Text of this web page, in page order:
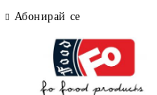
Абонирай се